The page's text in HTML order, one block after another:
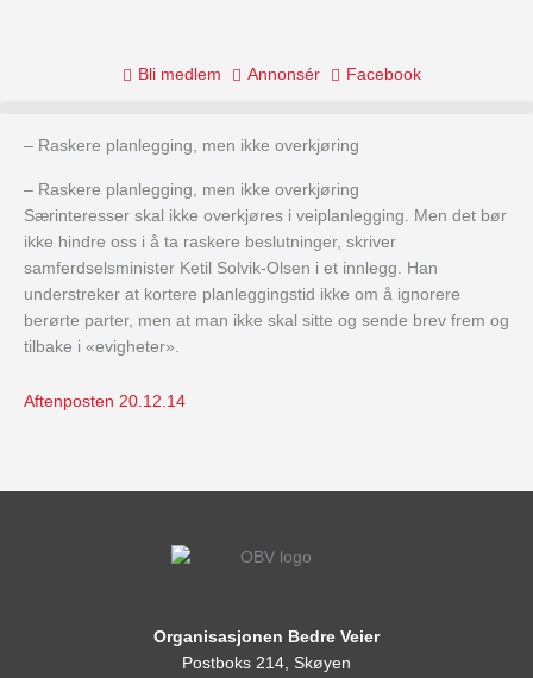
Bli medlem Annonsér Facebook
– Raskere planlegging, men ikke overkjøring
– Raskere planlegging, men ikke overkjøring
Særinteresser skal ikke overkjøres i veiplanlegging. Men det bør
ikke hindre oss i å ta raskere beslutninger, skriver
samferdselsminister Ketil Solvik-Olsen i et innlegg. Han
understreker at kortere planleggingstid ikke om å ignorere
berørte parter, men at man ikke skal sitte og sende brev frem og
tilbake i «evigheter».
Aftenposten 20.12.14
Organisasjonen Bedre Veier
Postboks 214, Skøyen